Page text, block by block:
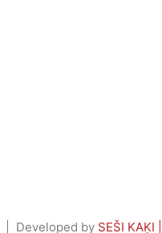
| Developed by SEŠI KAĶI